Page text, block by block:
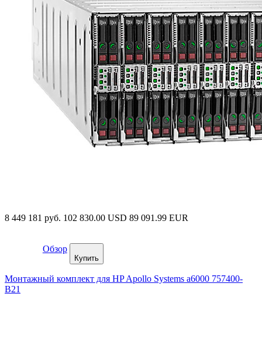
8 449 181 руб. 102 830.00 USD 89 091.99 EUR
Обзор
Купить
Монтажный комплект для HP Apollo Systems a6000 757400-
B21